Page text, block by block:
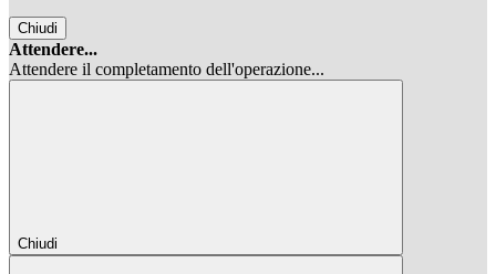
Chiudi
Attendere...
Attendere il completamento dell'operazione...
Chiudi